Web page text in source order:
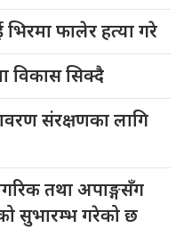
भिरमा फालेर हत्या गरे
विकास सिक्दै
संरक्षणका लागि
तथा अपाङ्गसँग
सुभारम्भ गरेको छ